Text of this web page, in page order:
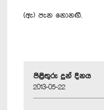
(ඇ) පැන නොනඟී.
පිළිතුරු දුන් දිනය
2013-05-22